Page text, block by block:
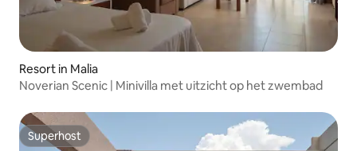
Resort in Malia
Noverian Scenic | Minivilla met uitzicht op het zwembad
Superhost
Superhost